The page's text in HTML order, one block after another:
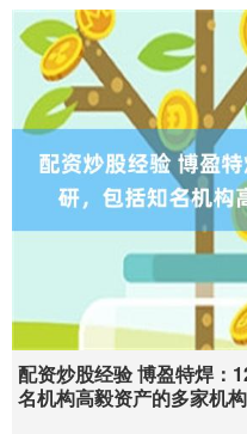
配资炒股经验 博盈特焊：
名机构高毅资产的多家机